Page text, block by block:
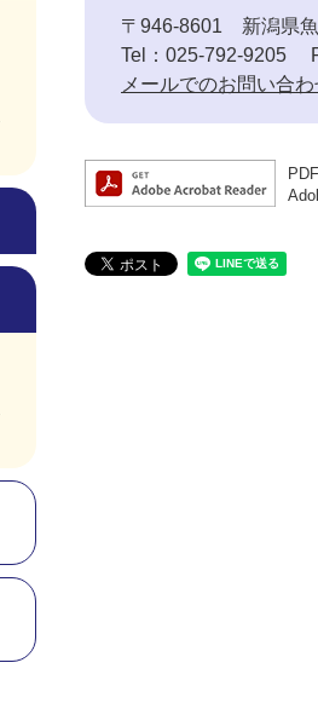
〒946-8601
新潟県
Tel：025-792-9205
メールでのお問い合